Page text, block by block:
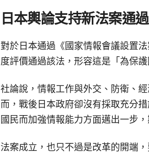
日本輿論支持新法案通過
對於日本通過《國家情報會議設置
度評價通過該法，形容這是「為保護
社論說，情報工作與外交、防衛、
而，戰後日本政府卻沒有採取充分
國民而加強情報能力方面邁出一步
法案成立，也只不過是改革的開端